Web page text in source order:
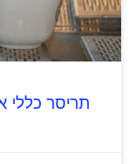
תריסר כללי